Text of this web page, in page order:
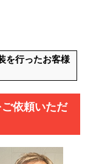
を行ったお客様
依頼いただ